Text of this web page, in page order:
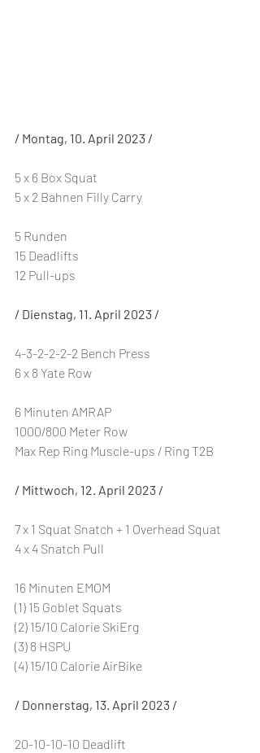
/ Montag, 10. April 2023 /
5 x 6 Box Squat
5 x 2 Bahnen Filly Carry
5 Runden
15 Deadlifts
12 Pull-ups
/ Dienstag, 11. April 2023 /
4-3-2-2-2-2 Bench Press
6 x 8 Yate Row
6 Minuten AMRAP
1000/800 Meter Row
Max Rep Ring Muscle-ups / Ring T2B
/ Mittwoch, 12. April 2023 /
7 x 1 Squat Snatch + 1 Overhead Squat
4 x 4 Snatch Pull
16 Minuten EMOM
(1) 15 Goblet Squats
(2) 15/10 Calorie SkiErg
(3) 8 HSPU
(4) 15/10 Calorie AirBike
/ Donnerstag, 13. April 2023 /
20-10-10-10 Deadlift